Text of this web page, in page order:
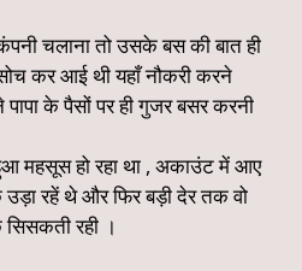
चलाना तो उसके बस की बात ही
कर आई थी यहाँ नौकरी करने
के पैसों पर ही गुजर बसर करनी
महसूस हो रहा था , अकाउंट में आए
रहें थे और फिर बड़ी देर तक वो
रही ।